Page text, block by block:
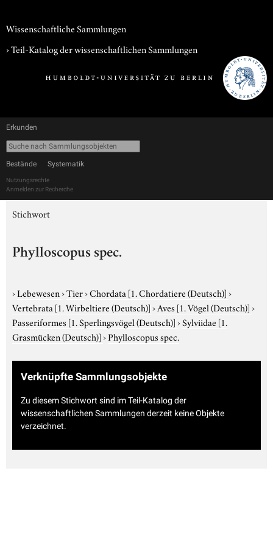
Wissenschaftliche Sammlungen
› Teil-Katalog der wissenschaftlichen Sammlungen
Erkunden
Bestände Systematik
Nutzungsrechte
Anmelden zur Recherche
Stichwort
Phylloscopus spec.
›Lebewesen›Tier›Chordata [1. Chordatiere (Deutsch)]›
Vertebrata [1. Wirbeltiere (Deutsch)]›Aves [1. Vögel (Deutsch)]›
Passeriformes [1. Sperlingsvögel (Deutsch)]›Sylviidae [1.
Grasmücken (Deutsch)]›Phylloscopus spec.
Verknüpfte Sammlungsobjekte
Zu diesem Stichwort sind im Teil-Katalog der
wissenschaftlichen Sammlungen derzeit keine Objekte
verzeichnet.